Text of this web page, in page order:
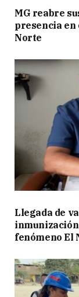
MG reabre
presencia
Norte
Llegada de
fenómeno El